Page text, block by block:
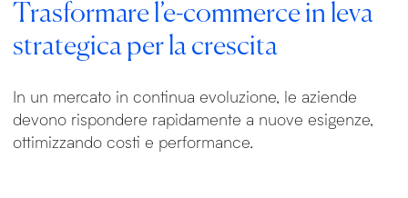
Trasformare l’e-commerce in leva
strategica per la crescita
In un mercato in continua evoluzione, le aziende
devono rispondere rapidamente a nuove esigenze,
ottimizzando costi e performance.